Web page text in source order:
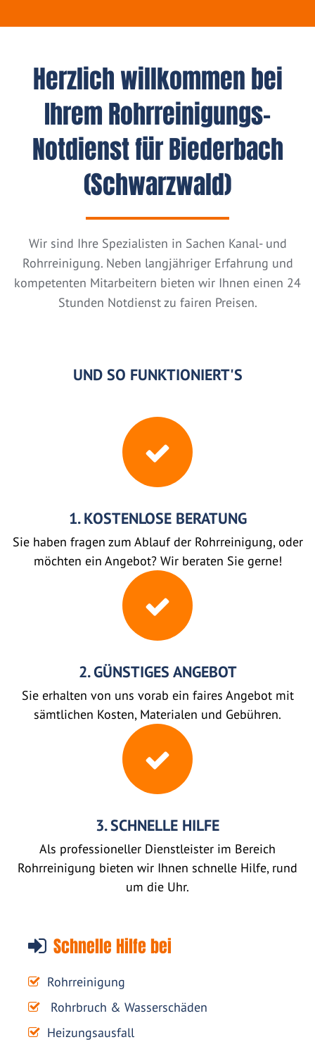
Herzlich willkommen bei
Ihrem Rohrreinigungs-
Notdienst für Biederbach
(Schwarzwald)
Wir sind Ihre Spezialisten in Sachen Kanal- und
Rohrreinigung. Neben langjähriger Erfahrung und
kompetenten Mitarbeitern bieten wir Ihnen einen 24
Stunden Notdienst zu fairen Preisen.
UND SO FUNKTIONIERT'S
1. KOSTENLOSE BERATUNG
Sie haben fragen zum Ablauf der Rohrreinigung, oder
möchten ein Angebot? Wir beraten Sie gerne!
2. GÜNSTIGES ANGEBOT
Sie erhalten von uns vorab ein faires Angebot mit
sämtlichen Kosten, Materialen und Gebühren.
3. SCHNELLE HILFE
Als professioneller Dienstleister im Bereich
Rohrreinigung bieten wir Ihnen schnelle Hilfe, rund
um die Uhr.
Schnelle Hilfe bei
Rohrreinigung
Rohrbruch & Wasserschäden
Heizungsausfall